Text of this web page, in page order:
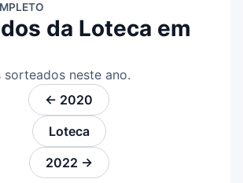
da Loteca em
neste ano.
← 2020
Loteca
2022 →